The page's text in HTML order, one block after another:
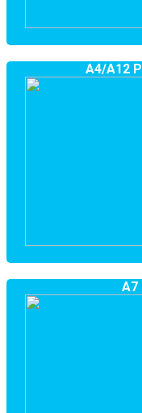
A4/A12
A7